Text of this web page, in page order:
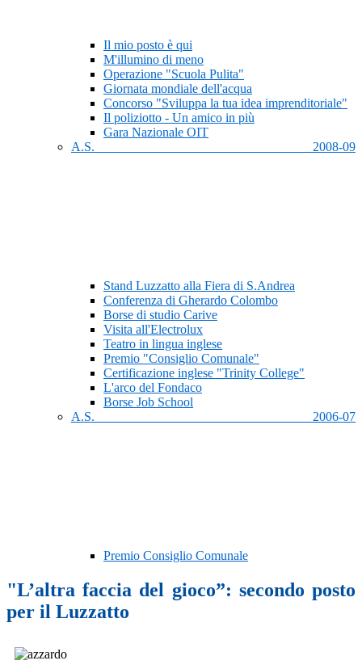
Il mio posto è qui
M'illumino di meno
Operazione "Scuola Pulita"
Giornata mondiale dell'acqua
Concorso "Sviluppa la tua idea imprenditoriale"
Il poliziotto - Un amico in più
Gara Nazionale OIT
A.S. 2008-09
Stand Luzzatto alla Fiera di S.Andrea
Conferenza di Gherardo Colombo
Borse di studio Carive
Visita all'Electrolux
Teatro in lingua inglese
Premio "Consiglio Comunale"
Certificazione inglese "Trinity College"
L'arco del Fondaco
Borse Job School
A.S. 2006-07
Premio Consiglio Comunale
"L’altra faccia del gioco”: secondo posto
per il Luzzatto